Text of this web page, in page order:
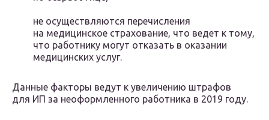
не осуществляются перечисления
на медицинское страхование, что ведет к тому,
что работнику могут отказать в оказании
медицинских услуг.
Данные факторы ведут к увеличению штрафов
для ИП за неоформленного работника в 2019 году.